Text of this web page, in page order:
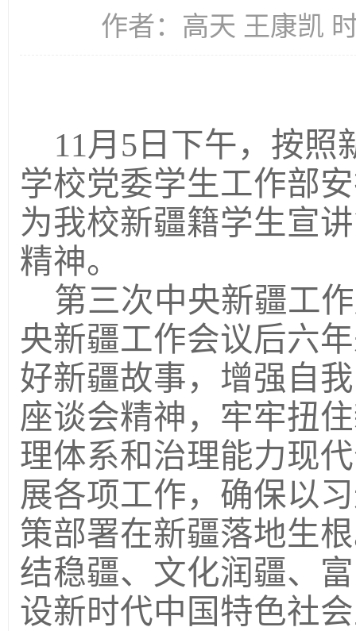
作者：高天 王康凯
11月 5 日下午，按照
学校党委学生工作部
为我校新疆籍学生宣
精神。
第三次中央新疆工
央新疆工作会议后六
好新疆故事，增强自
座谈会精神，牢牢扭
理体系和治理能力现
展各项工作，确保以
策部署在新疆落地生
结稳疆、文化润疆、
设新时代中国特色社